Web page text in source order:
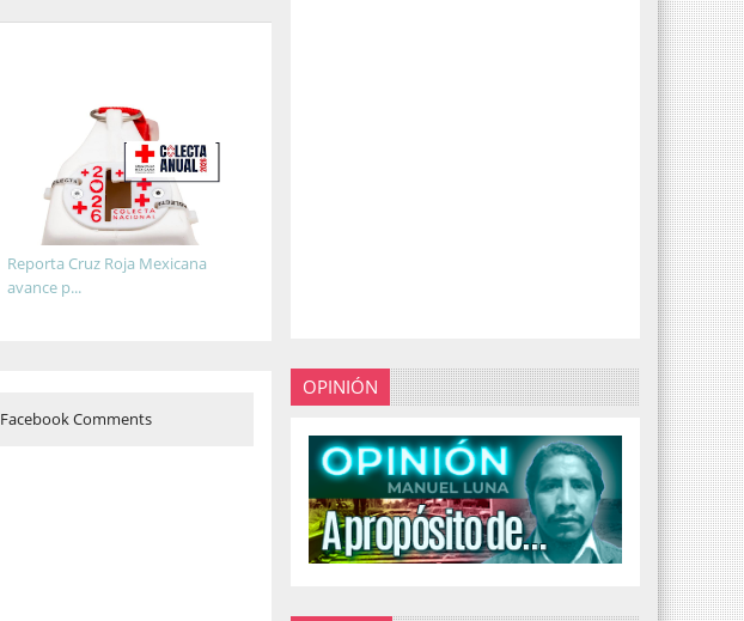
Reporta Cruz Roja Mexicana
avance p...
Facebook Comments
OPINIÓN